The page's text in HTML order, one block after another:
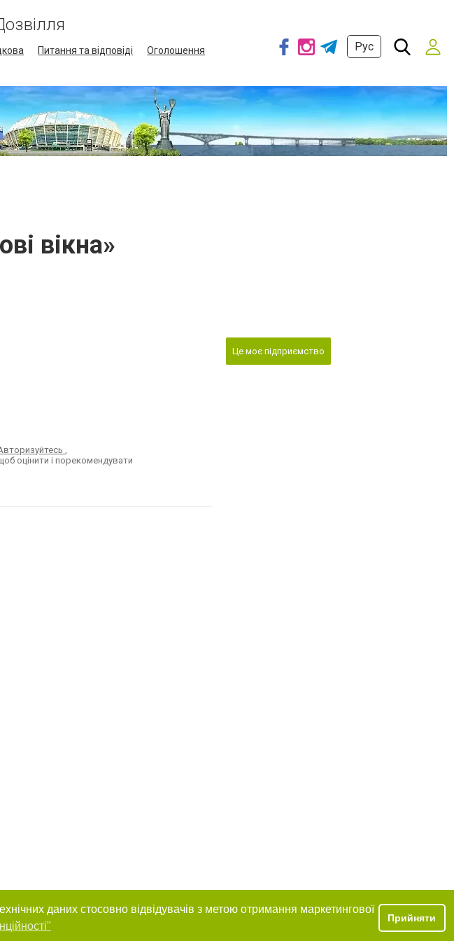
Питання та відповіді
Оголошення
Рус
вікна»
,
оцінити і порекомендувати
Це моє підприємство
даних стосовно відвідувачів з метою отримання маркетингової
Прийняти